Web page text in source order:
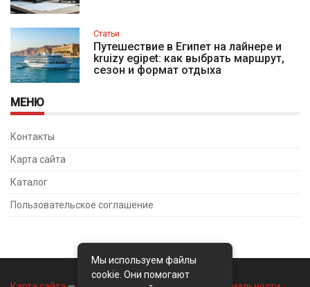
Статьи
Путешествие в Египет на лайнере и
kruizy egipet: как выбрать маршрут,
сезон и формат отдыха
МЕНЮ
Контакты
Карта сайта
Каталог
Пользовательское соглашение
Мы используем файлы
cookie. Они помогают